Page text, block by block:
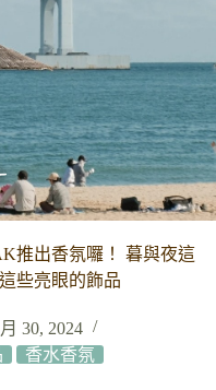
推出香氛囉！ 暮與夜這
些亮眼的飾品
30, 2024
香水香氛